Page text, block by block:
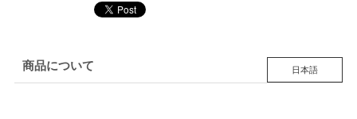
商品について 日本語